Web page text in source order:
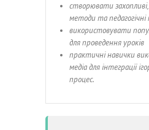
створювати
методи та
використовувати
для проведення уроків
практичні навички
медіа для інтеграції
процес.